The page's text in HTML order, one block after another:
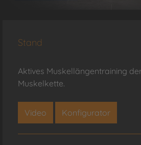
Stand
Aktives Muskellängentraining
Muskelkette.
Video Konfigurator